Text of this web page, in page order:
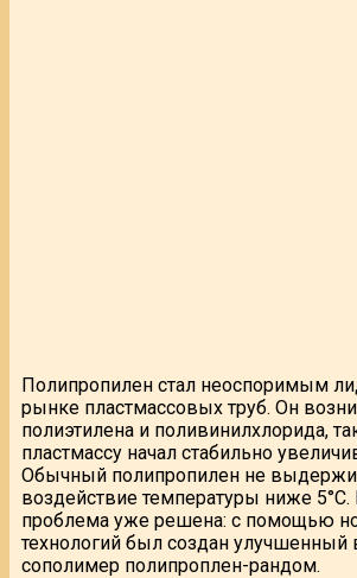
Полипропилен стал неоспоримым
рынке пластмассовых труб. Он
полиэтилена и поливинилхлорида,
пластмассу начал стабильно
Обычный полипропилен не
воздействие температуры ниже 5°С.
проблема уже решена: с помощью
технологий был создан улучшенный
сополимер полипроплен-рандом.